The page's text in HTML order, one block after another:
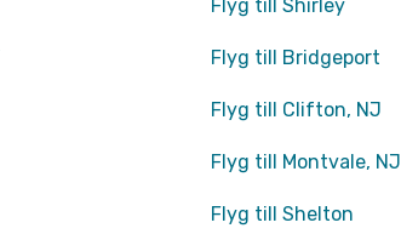
Flyg till Shirley
Flyg till Bridgeport
Flyg till Clifton, NJ
Flyg till Montvale, NJ
Flyg till Shelton